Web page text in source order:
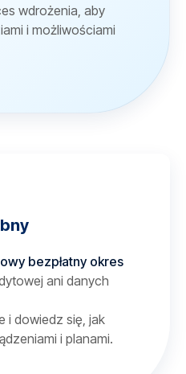
wdrożenia, aby
i możliwościami
bezpłatny okres
ani danych
i dowiedz się, jak
i planami.